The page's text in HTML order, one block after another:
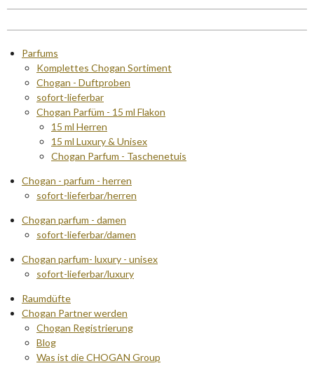
Parfums
Komplettes Chogan Sortiment
Chogan - Duftproben
sofort-lieferbar
Chogan Parfüm - 15 ml Flakon
15 ml Herren
15 ml Luxury & Unisex
Chogan Parfum - Taschenetuis
Chogan - parfum - herren
sofort-lieferbar/herren
Chogan parfum - damen
sofort-lieferbar/damen
Chogan parfum- luxury - unisex
sofort-lieferbar/luxury
Raumdüfte
Chogan Partner werden
Chogan Registrierung
Blog
Was ist die CHOGAN Group